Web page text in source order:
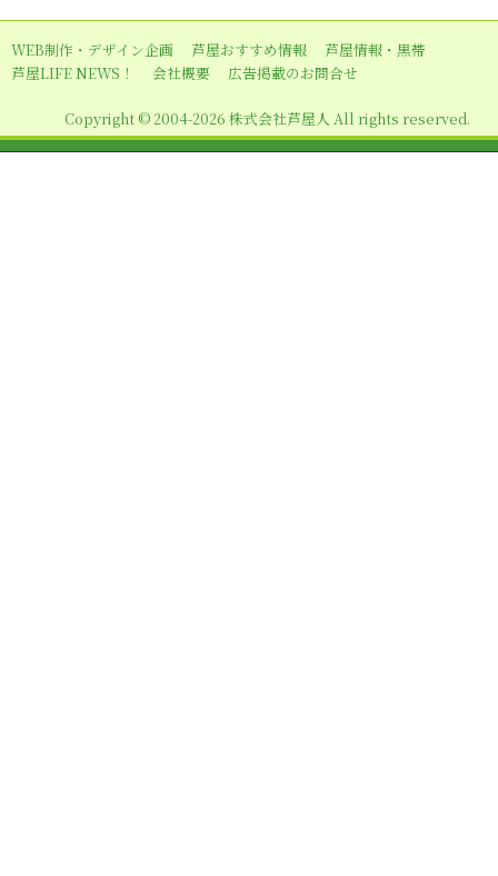
ー
シ
ン
WEB制作・デザイン企画 芦屋おすすめ情報
芦屋情報・黒帯
芦屋LIFE NEWS！
会社概要 広告掲載のお問合せ
Copyright © 2004-2026 株式会社芦屋人 All rights reserved.